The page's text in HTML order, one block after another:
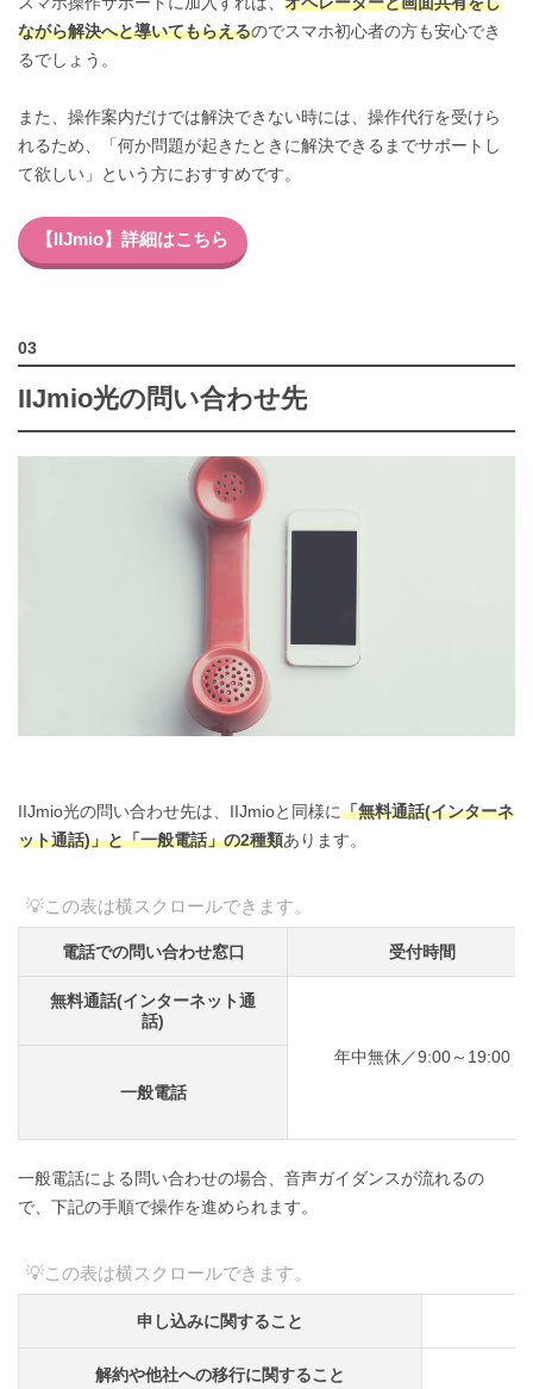
ながら解決へと導いてもらえるのでスマホ初心者の方も安心でき
るでしょう。
また、操作案内だけでは解決できない時には、操作代行を受けら
れるため、「何か問題が起きたときに解決できるまでサポートし
て欲しい」という方におすすめです。
【IIJmio】詳細はこちら
IIJmio光の問い合わせ先
IIJmio光の問い合わせ先は、IIJmioと同様に「無料通話(インターネ
ット通話)」と「一般電話」の2種類あります。
電話での問い合わせ窓口 受付時間
無料通話(インターネット通
話)
年中無休／9:00～19:00
一般電話
一般電話による問い合わせの場合、音声ガイダンスが流れるの
で、下記の手順で操作を進められます。
申し込みに関すること
解約や他社への移行に関すること